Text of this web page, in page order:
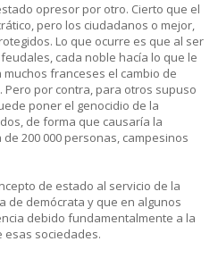
opresor por otro. Cierto que el
pero los ciudadanos o mejor,
Lo que ocurre es que al ser
cada noble hacía lo que le
franceses el cambio de
por contra, para otros supuso
poner el genocidio de la
de forma que causaría la
200 000 personas, campesinos
de estado al servicio de la
de demócrata y que en algunos
debido fundamentalmente a la
esas sociedades.